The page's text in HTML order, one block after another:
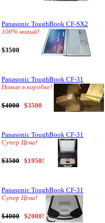
Panasonic ToughBook CF-SX2
100% новый!
$3500
Panasonic ToughBook CF-31
Новые в коробке!
$4000 $3500
Panasonic ToughBook CF-31
Супер Цена!
$3500 $1950!
Panasonic ToughBook CF-31
Супер Цена!
$4000 $2000!